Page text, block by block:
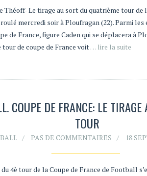
Théoff- Le tirage au sort du quatrième tour de
mercredi soir à Ploufragan (22). Parmi les
de France, figure Caden qui se déplacera à
tour de coupe de France voit… lire la suite
COUPE DE FRANCE: LE
TOUR
PAS DE COMMENTAIRES 18
4è tour de la Coupe de France de Football